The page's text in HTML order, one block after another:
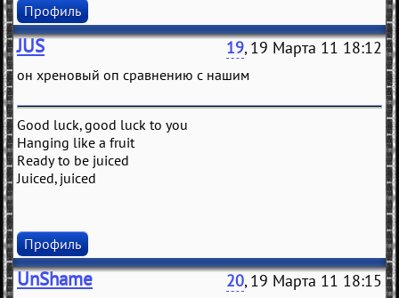
Профиль
JUS 19, 19 Марта 11 18:12
он хреновый оп сравнению с нашим
Good luck, good luck to you
Hanging like a fruit
Ready to be juiced
Juiced, juiced
Профиль
UnShame 20, 19 Марта 11 18:15